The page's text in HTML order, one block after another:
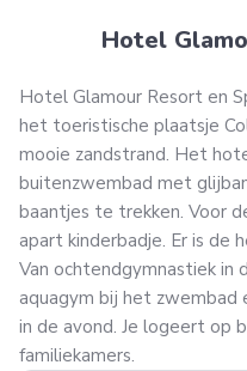
Hotel
Hotel Glamour Resort en
het toeristische plaatsje
mooie zandstrand. Het
buitenzwembad met
baantjes te trekken. Voor
apart kinderbadje. Er is de
Van ochtendgymnastiek in
aquagym bij het zwembad
in de avond. Je logeert op
familiekamers.